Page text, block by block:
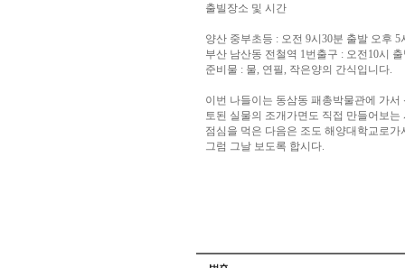
출빌장소 및 시간
양산 중부초등 : 오전 9시30분 출발 오후 5
부산 남산동 전철역 1번출구 : 오전10시
준비물 : 물, 연필, 작은양의 간식입니다.
이번 나들이는 동삼동 패총박물관에 가
토된 실물의 조개가면도 직접 만들어보는
점심을 먹은 다음은 조도 해양대학교로
그럼 그날 보도록 합시다.